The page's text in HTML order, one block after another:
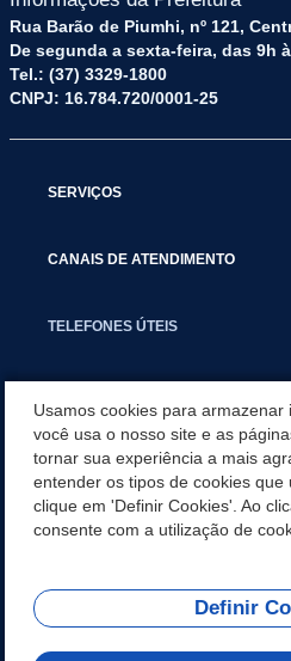
Rua Barão de Piumhi, nº 121,
De segunda a sexta-feira, das 9h
Tel.: (37) 3329-1800
CNPJ: 16.784.720/0001-25
SERVIÇOS
CANAIS DE ATENDIMENTO
TELEFONES ÚTEIS
NOTÍCIAS
APLICATIVO
REDES SOCIAIS
Usamos cookies para
você usa o nosso site e as
tornar sua experiência a mais
entender os tipos de cookies que
clique em 'Definir Cookies'. Ao
consente com a utilização de
Definir